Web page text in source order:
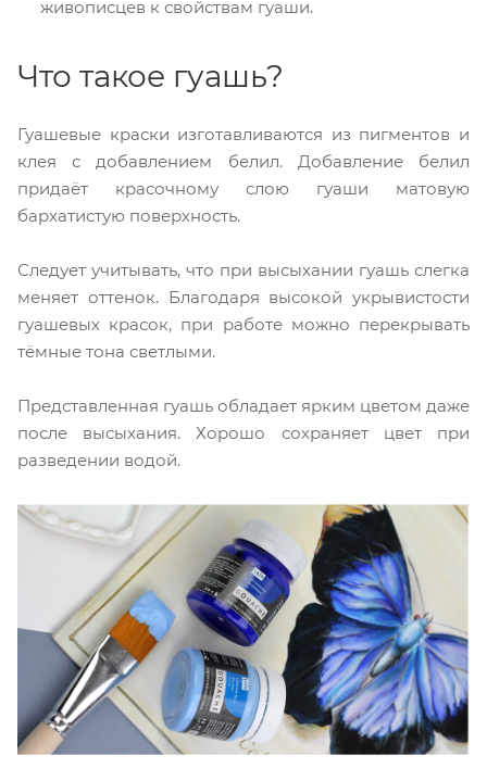
живописцев к свойствам гуаши.
Что такое гуашь?
Гуашевые краски изготавливаются из пигментов и
клея с добавлением белил. Добавление белил
придаёт красочному слою гуаши матовую
бархатистую поверхность.
Следует учитывать, что при высыхании гуашь слегка
меняет оттенок. Благодаря высокой укрывистости
гуашевых красок, при работе можно перекрывать
тёмные тона светлыми.
Представленная гуашь обладает ярким цветом даже
после высыхания. Хорошо сохраняет цвет при
разведении водой.